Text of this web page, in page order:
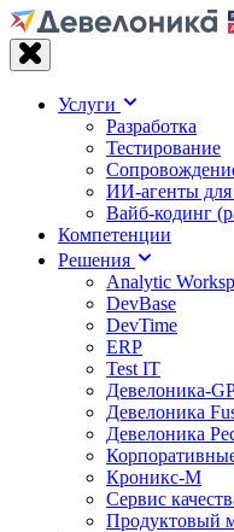
Услуги
Разработка
Тестирование
ИИ-агенты для
Вайб‑кодинг
Компетенции
Решения
Analytic
DevBase
DevTime
ERP
Test IT
Девелоника-
Девелоника
Девелоника
Кроникс-М
Сервис
Продуктовый